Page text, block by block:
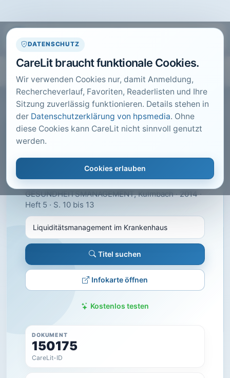
DATENSCHUTZ
CareLit braucht funktionale Cookies.
Wir verwenden Cookies nur, damit Anmeldung,
Rechercheverlauf, Favoriten, Readerlisten und Ihre
Sitzung zuverlässig funktionieren. Details stehen in
der Datenschutzerklärung von hpsmedia. Ohne
diese Cookies kann CareLit nicht sinnvoll genutzt
werden.
Cookies erlauben
CARELIT FACHARTIKEL
Liquiditätsmanagement im
Krankenhaus
GESUNDHEITSMANAGEMENT, Kulmbach · 2014 ·
Heft 5 · S. 10 bis 13
Titel suchen
Infokarte öffnen
Kostenlos testen
DOKUMENT
150175
CareLit-ID